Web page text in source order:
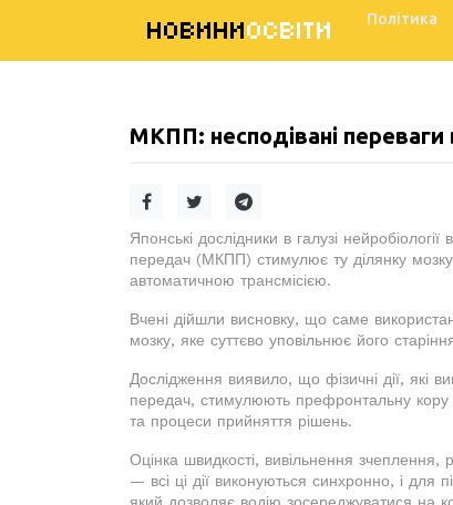
НОВИНИОСВІТИ Політика
МКПП: несподівані переваги
Японські дослідники в галузі
передач (МКПП) стимулює ту ділянку
автоматичною трансмісією.
Вчені дійшли висновку, що саме
мозку, яке суттєво уповільнює його
Дослідження виявило, що фізичні дії, які
передач, стимулюють префронтальну кору
та процеси прийняття рішень.
Оцінка швидкості, вивільнення
— всі ці дії виконуються синхронно, і для